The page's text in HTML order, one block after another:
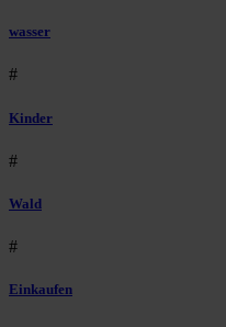
wasser
#
Kinder
#
Wald
#
Einkaufen